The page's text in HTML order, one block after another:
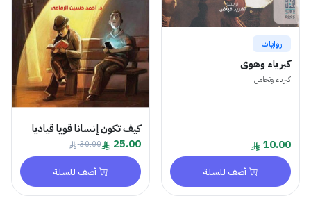
روايات
كبرياء وهوى
كبرياء وتحامل
10.00
أضف للسلة
كيف تكون إنسانا قويا قياديا
25.00
30.00
أضف للسلة